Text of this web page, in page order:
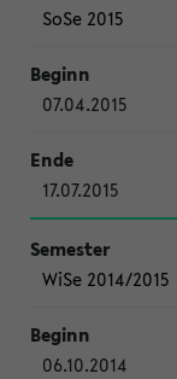
SoSe 2015
07.04.2015
17.07.2015
WiSe 2014/2015
06.10.2014